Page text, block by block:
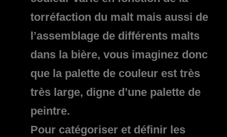
torréfaction du malt mais aussi de
l’assemblage de différents malts
dans la bière, vous imaginez donc
que la palette de couleur est très
très large, digne d’une palette de
peintre.
Pour catégoriser et définir les